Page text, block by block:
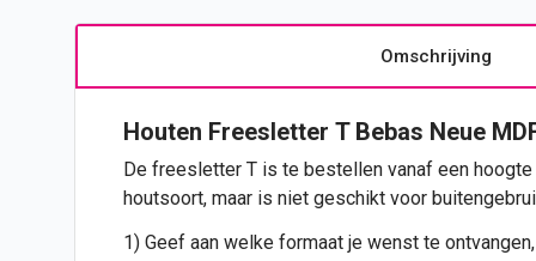
Omschrijving
Houten Freesletter T Bebas Neue
De freesletter T is te bestellen vanaf een
houtsoort, maar is niet geschikt voor
1) Geef aan welke formaat je wenst te